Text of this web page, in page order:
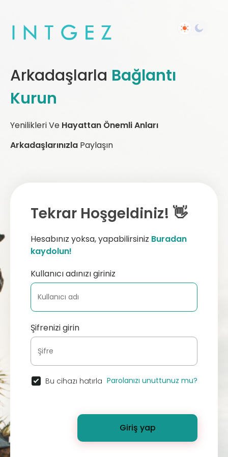
Arkadaşlarla Bağlantı
Kurun
Yenilikleri Ve Hayattan Önemli Anları
Arkadaşlarınızla Paylaşın
Tekrar Hoşgeldiniz! 👋
Hesabınız yoksa, yapabilirsiniz Buradan
kaydolun!
Kullanıcı adınızı giriniz
Şifrenizi girin
Bu cihazı hatırla Parolanızı unuttunuz mu?
Giriş yap